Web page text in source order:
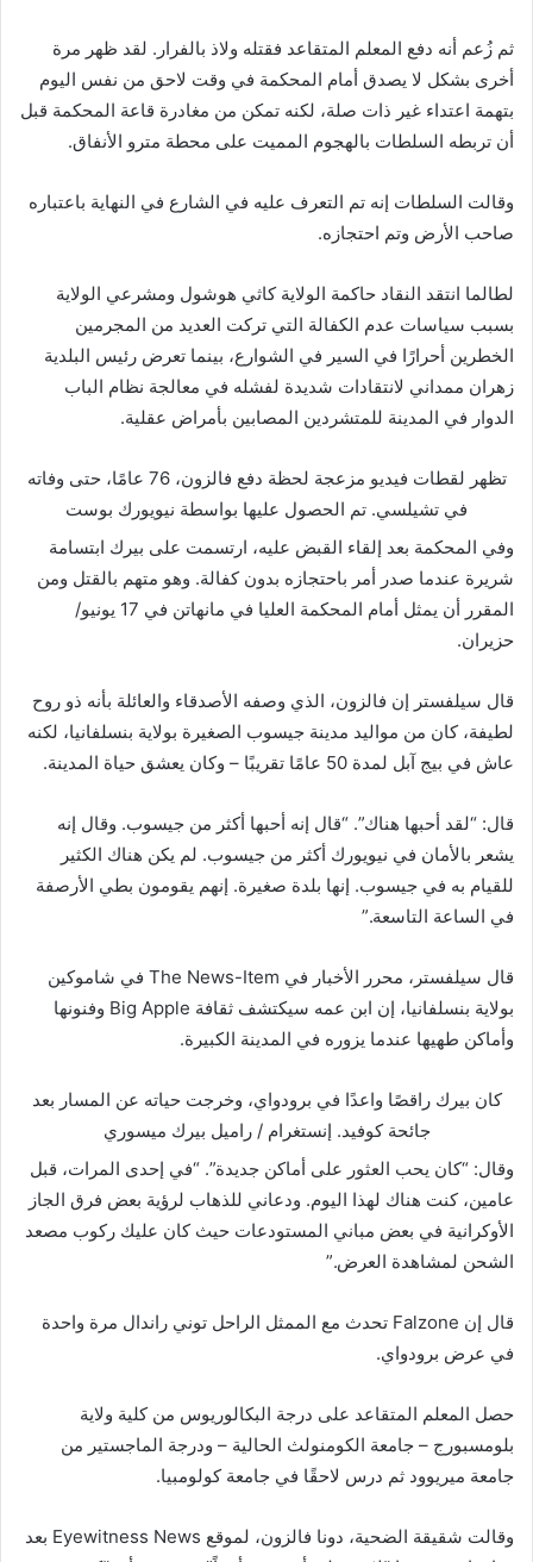
ثم زُعم أنه دفع المعلم المتقاعد فقتله ولاذ بالفرار. لقد ظهر مرة
أخرى بشكل لا يصدق أمام المحكمة في وقت لاحق من نفس اليوم
بتهمة اعتداء غير ذات صلة، لكنه تمكن من مغادرة قاعة المحكمة قبل
أن تربطه السلطات بالهجوم المميت على محطة مترو الأنفاق.
وقالت السلطات إنه تم التعرف عليه في الشارع في النهاية باعتباره
صاحب الأرض وتم احتجازه.
لطالما انتقد النقاد حاكمة الولاية كاثي هوشول ومشرعي الولاية
بسبب سياسات عدم الكفالة التي تركت العديد من المجرمين
الخطرين أحرارًا في السير في الشوارع، بينما تعرض رئيس البلدية
زهران ممداني لانتقادات شديدة لفشله في معالجة نظام الباب
الدوار في المدينة للمتشردين المصابين بأمراض عقلية.
تظهر لقطات فيديو مزعجة لحظة دفع فالزون، 76 عامًا، حتى وفاته
في تشيلسي. تم الحصول عليها بواسطة نيويورك بوست
وفي المحكمة بعد إلقاء القبض عليه، ارتسمت على بيرك ابتسامة
شريرة عندما صدر أمر باحتجازه بدون كفالة. وهو متهم بالقتل ومن
المقرر أن يمثل أمام المحكمة العليا في مانهاتن في 17 يونيو/
حزيران.
قال سيلفستر إن فالزون، الذي وصفه الأصدقاء والعائلة بأنه ذو روح
لطيفة، كان من مواليد مدينة جيسوب الصغيرة بولاية بنسلفانيا، لكنه
عاش في بيج آبل لمدة 50 عامًا تقريبًا – وكان يعشق حياة المدينة.
قال: “لقد أحبها هناك”. “قال إنه أحبها أكثر من جيسوب. وقال إنه
يشعر بالأمان في نيويورك أكثر من جيسوب. لم يكن هناك الكثير
للقيام به في جيسوب. إنها بلدة صغيرة. إنهم يقومون بطي الأرصفة
في الساعة التاسعة.”
قال سيلفستر، محرر الأخبار في The News-Item في شاموكين
بولاية بنسلفانيا، إن ابن عمه سيكتشف ثقافة Big Apple وفنونها
وأماكن طهيها عندما يزوره في المدينة الكبيرة.
كان بيرك راقصًا واعدًا في برودواي، وخرجت حياته عن المسار بعد
جائحة كوفيد. إنستغرام / راميل بيرك ميسوري
وقال: “كان يحب العثور على أماكن جديدة”. “في إحدى المرات، قبل
عامين، كنت هناك لهذا اليوم. ودعاني للذهاب لرؤية بعض فرق الجاز
الأوكرانية في بعض مباني المستودعات حيث كان عليك ركوب مصعد
الشحن لمشاهدة العرض.”
قال إن Falzone تحدث مع الممثل الراحل توني راندال مرة واحدة
في عرض برودواي.
حصل المعلم المتقاعد على درجة البكالوريوس من كلية ولاية
بلومسبورج – جامعة الكومنولث الحالية – ودرجة الماجستير من
جامعة ميريوود ثم درس لاحقًا في جامعة كولومبيا.
وقالت شقيقة الضحية، دونا فالزون، لموقع Eyewitness News بعد